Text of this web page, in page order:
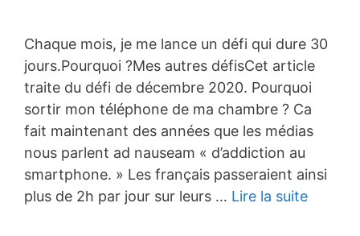
Chaque mois, je me lance un défi qui dure 30
jours.Pourquoi ?Mes autres défisCet article
traite du défi de décembre 2020. Pourquoi
sortir mon téléphone de ma chambre ? Ca
fait maintenant des années que les médias
nous parlent ad nauseam « d’addiction au
smartphone. » Les français passeraient ainsi
plus de 2h par jour sur leurs … Lire la suite